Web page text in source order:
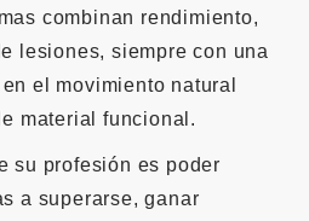
combinan rendimiento,
lesiones, siempre con una
el movimiento natural
material funcional.
su profesión es poder
a superarse, ganar